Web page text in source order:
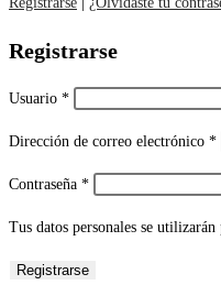
Registrarse
Usuario *
Dirección de correo electrónico *
Contraseña *
Tus datos personales se